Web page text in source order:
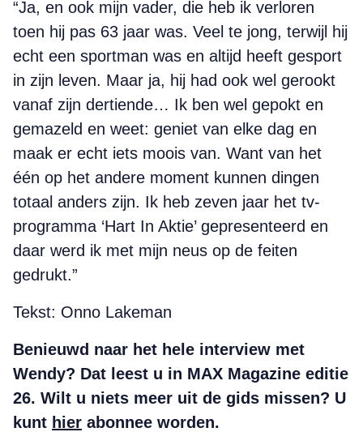
“Ja, en ook mijn vader, die heb ik verloren
toen hij pas 63 jaar was. Veel te jong, terwijl hij
echt een sportman was en altijd heeft gesport
in zijn leven. Maar ja, hij had ook wel gerookt
vanaf zijn dertiende… Ik ben wel gepokt en
gemazeld en weet: geniet van elke dag en
maak er echt iets moois van. Want van het
één op het andere moment kunnen dingen
totaal anders zijn. Ik heb zeven jaar het tv-
programma ‘Hart In Aktie’ gepresenteerd en
daar werd ik met mijn neus op de feiten
gedrukt.”
Tekst: Onno Lakeman
Benieuwd naar het hele interview met
Wendy? Dat leest u in MAX Magazine editie
26. Wilt u niets meer uit de gids missen? U
kunt hier abonnee worden.